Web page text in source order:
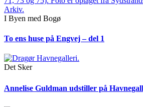
I Byen med Bogø
To ens huse på Engvej – del 1
Det Sker
Annelise Guldman udstiller på